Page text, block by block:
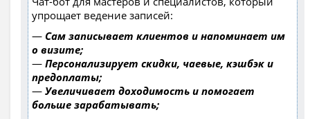
упрощает ведение записей:
— Сам записывает клиентов и напоминает им
о визите;
— Персонализирует скидки, чаевые, кэшбэк и
предоплаты;
— Увеличивает доходимость и помогает
больше зарабатывать;